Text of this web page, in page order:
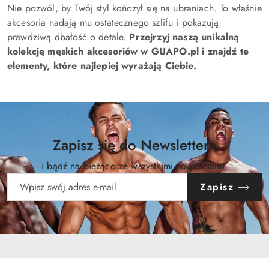
Nie pozwól, by Twój styl kończył się na ubraniach. To właśnie
akcesoria nadają mu ostatecznego szlifu i pokazują
prawdziwą dbałość o detale. Przejrzyj naszą unikalną
kolekcję męskich akcesoriów w GUAPO.pl i znajdź te
elementy, które najlepiej wyrażają Ciebie.
Zapisz się do Newslettera
i bądź na bieżąco ze wszystkimi nowościami!
Zapisz